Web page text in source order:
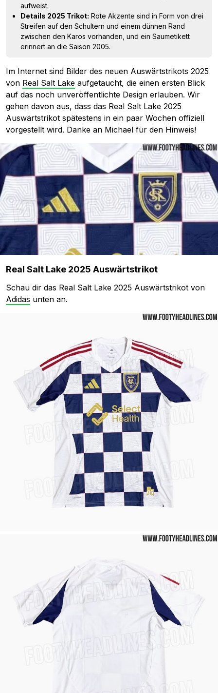
aufweist.
Details 2025 Trikot: Rote Akzente sind in Form von drei
Streifen auf den Schultern und einem dünnen Rand
zwischen den Karos vorhanden, und ein Saumetikett
erinnert an die Saison 2005.
Im Internet sind Bilder des neuen Auswärtstrikots 2025
von Real Salt Lake aufgetaucht, die einen ersten Blick
auf das noch unveröffentlichte Design erlauben. Wir
gehen davon aus, dass das Real Salt Lake 2025
Auswärtstrikot spätestens in ein paar Wochen offiziell
vorgestellt wird. Danke an Michael für den Hinweis!
Real Salt Lake 2025 Auswärtstrikot
Schau dir das Real Salt Lake 2025 Auswärtstrikot von
Adidas unten an.